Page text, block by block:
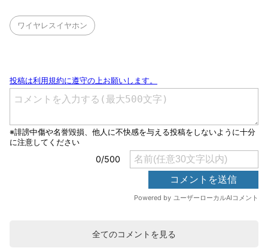
ワイヤレスイヤホン
全てのコメントを見る